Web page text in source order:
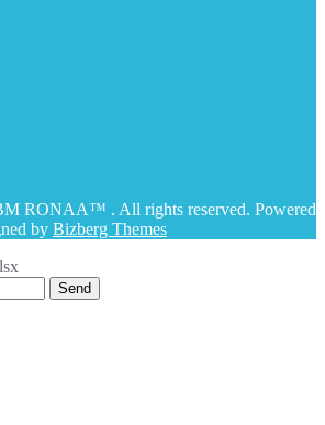
RONAA™ . All rights reserved. Powered
by Bizberg Themes
x
Send